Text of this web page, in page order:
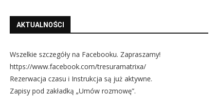
AKTUALNOŚCI
Wszelkie szczegóły na Facebooku. Zapraszamy!
https://www.facebook.com/tresuramatrixa/
Rezerwacja czasu i Instrukcja są już aktywne.
Zapisy pod zakładką „Umów rozmowę”.